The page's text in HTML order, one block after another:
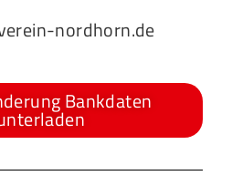
nordhorn.de
Bankdaten